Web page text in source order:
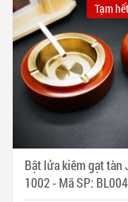
Bật lửa kiêm gạt tàn
1002 - Mã SP:
Tạm